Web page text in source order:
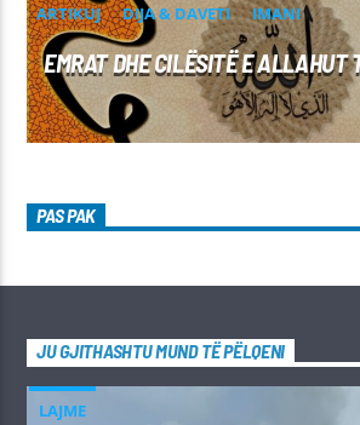
ARTIKUJ DIJA & DAVETI IMANI
EMRAT DHE CILËSITË E ALLAHUT
PAS PAK
JU GJITHASHTU MUND TË PËLQENI
LAJME